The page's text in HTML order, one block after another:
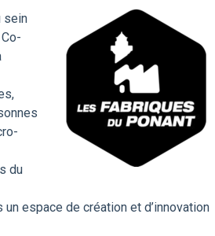
sein
du
espace de création et d’innovation